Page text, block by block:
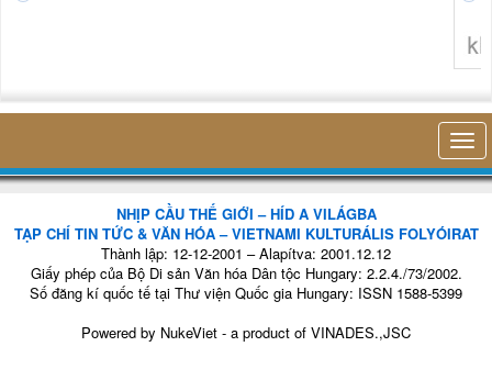
NHỊP CẦU THẾ GIỚI – HÍD A VILÁGBA
TẠP CHÍ TIN TỨC & VĂN HÓA – VIETNAMI KULTURÁLIS FOLYÓIRAT
Thành lập: 12-12-2001 – Alapítva: 2001.12.12
Giấy phép của Bộ Di sản Văn hóa Dân tộc Hungary: 2.2.4./73/2002.
Số đăng kí quốc tế tại Thư viện Quốc gia Hungary: ISSN 1588-5399
Powered by NukeViet - a product of VINADES.,JSC